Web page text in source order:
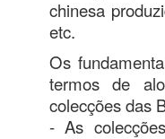
chinesa
etc.
Os
termos de
colecções das
- As